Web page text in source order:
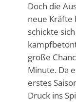
Doch die
neue Kräfte
schickte
große
Minute. Da
erstes
Druck ins